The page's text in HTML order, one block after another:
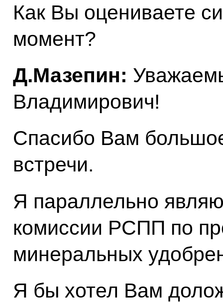
Как Вы оцениваете
момент?
Д.Мазепин:
Владимирович!
Спасибо Вам
встречи.
Я параллельно
комиссии РСПП по
минеральных
Я бы хотел Вам